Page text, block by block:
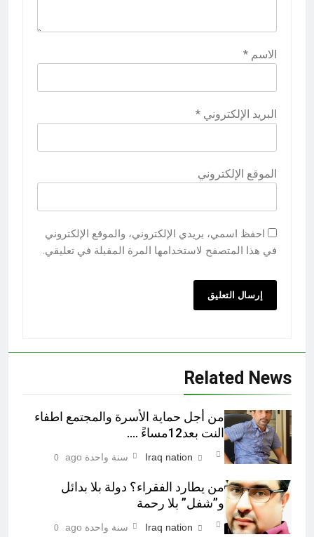
الاسم *
البريد الإلكتروني *
الموقع الإلكتروني
احفظ اسمي، بريدي الإلكتروني، والموقع الإلكتروني
في هذا المتصفح لاستخدامها المرة المقبلة في تعليقي.
Related News
من أجل حماية الأسرة والمجتمع اطفاء
النت بعد12مساءً ….
Iraq nation سنة واحدة ago 0
من يطارد الفقراء؟ دولة بلا بدائل
و”شفل” بلا رحمة
Iraq nation سنة واحدة ago 0